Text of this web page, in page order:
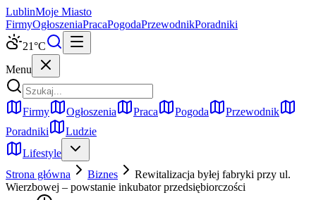
LublinMoje Miasto
FirmyOgłoszeniaPracaPogodaPrzewodnikPoradniki
21°C
Menu
Firmy Ogłoszenia Praca Pogoda
Przewodnik
Poradniki
Ludzie
Lifestyle
Strona główna
Biznes
Rewitalizacja byłej fabryki przy ul.
Wierzbowej – powstanie inkubator przedsiębiorczości